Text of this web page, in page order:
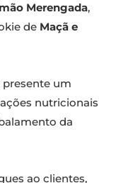
Merengada,
de Maçã e
presente um
nutricionais
da
ao clientes,